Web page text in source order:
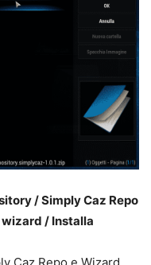
/ Simply Caz Repo
/ Installa